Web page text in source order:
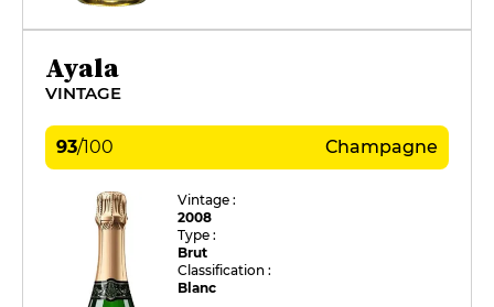
Ayala
VINTAGE
93/100 Champagne
Vintage :
2008
Type :
Brut
Classification :
Blanc